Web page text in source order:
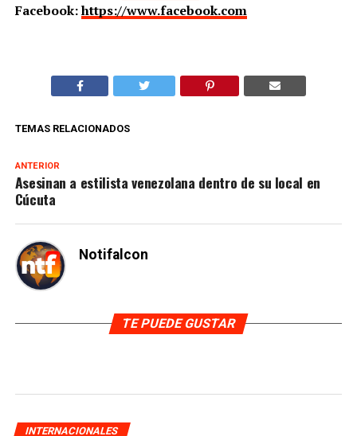
Facebook:https://www.facebook.com
TEMAS RELACIONADOS
ANTERIOR
Asesinan a estilista venezolana dentro de su local en
Cúcuta
Notifalcon
TE PUEDE GUSTAR
INTERNACIONALES